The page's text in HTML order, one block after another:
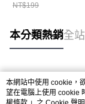
NT$199
本分類熱銷全
熱門標籤
本網站中使用 cookie，
望在電腦上使用 cookie